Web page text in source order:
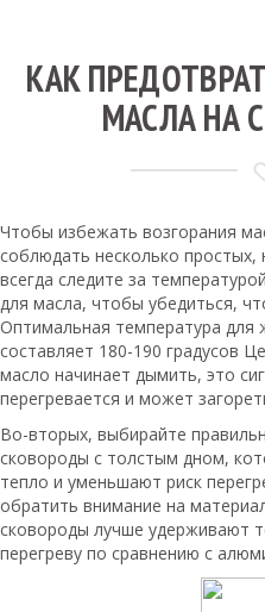
КАК
МАСЛА НА
Чтобы избежать возгорания
соблюдать несколько
всегда следите за
для масла, чтобы убедиться,
Оптимальная температура для
составляет 180-190 градусов
масло начинает дымить, это
перегревается и может
Во-вторых, выбирайте
сковороды с толстым дном,
тепло и уменьшают риск
обратить внимание на
сковороды лучше удерживают
перегреву по сравнению с